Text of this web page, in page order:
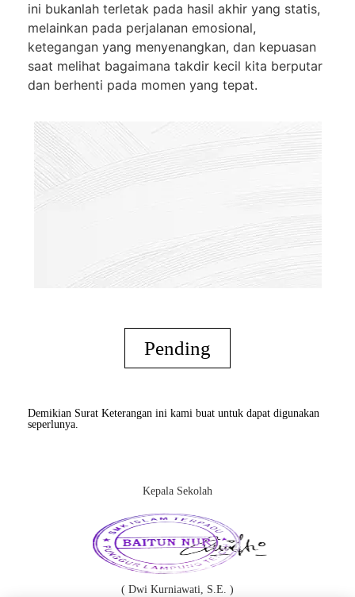
ini bukanlah terletak pada hasil akhir yang statis,
melainkan pada perjalanan emosional,
ketegangan yang menyenangkan, dan kepuasan
saat melihat bagaimana takdir kecil kita berputar
dan berhenti pada momen yang tepat.
Pending
Demikian Surat Keterangan ini kami buat untuk dapat digunakan
seperlunya.
Kepala Sekolah
( Dwi Kurniawati, S.E. )